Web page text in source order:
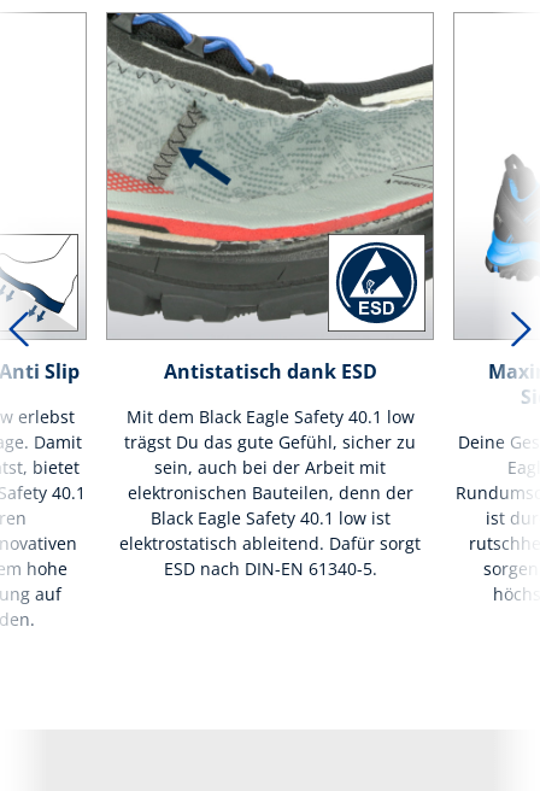
Slip
erlebst
Damit
bietet
40.1
hohe
auf
Antistatisch dank ESD
Mit dem Black Eagle Safety 40.1 low
trägst Du das gute Gefühl, sicher zu
sein, auch bei der Arbeit mit
elektronischen Bauteilen, denn der
Black Eagle Safety 40.1 low ist
elektrostatisch ableitend. Dafür sorgt
ESD nach DIN-EN 61340-5.
Deine
ist